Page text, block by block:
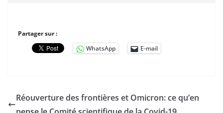
Partager sur :
WhatsApp
E-mail
Réouverture des frontières et Omicron: ce qu’en